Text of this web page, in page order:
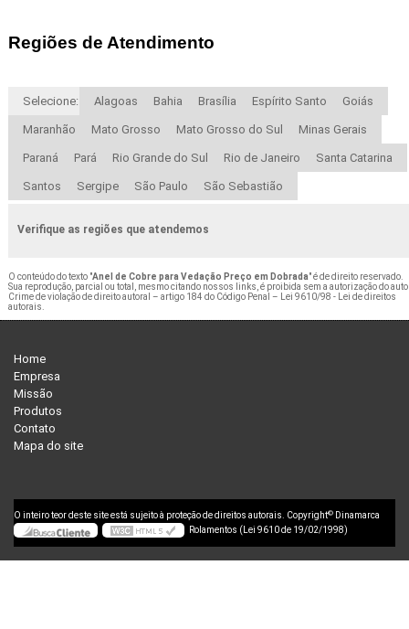
Regiões de Atendimento
Selecione: Alagoas Bahia Brasília Espírito Santo Goiás
Maranhão Mato Grosso Mato Grosso do Sul Minas Gerais
Paraná Pará Rio Grande do Sul Rio de Janeiro Santa Catarina
Santos Sergipe São Paulo São Sebastião
Verifique as regiões que atendemos
O conteúdo do texto "Anel de Cobre para Vedação Preço em Dobrada" é de direito reservado.
Sua reprodução, parcial ou total, mesmo citando nossos links, é proibida sem a autorização do
Crime de violação de direito autoral – artigo 184 do Código Penal – Lei 9610/98 - Lei de direitos
autorais.
Home
Empresa
Missão
Produtos
Contato
Mapa do site
O inteiro teor deste site está sujeito à proteção de direitos autorais. Copyright© Dinamarca
Rolamentos (Lei 9610 de 19/02/1998)